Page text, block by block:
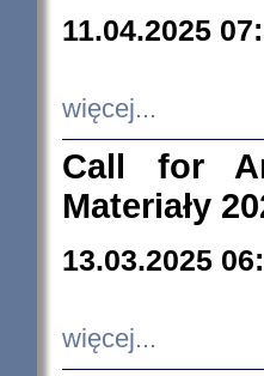
11.04.2025
więcej...
Call for
Materiały
13.03.2025
więcej...